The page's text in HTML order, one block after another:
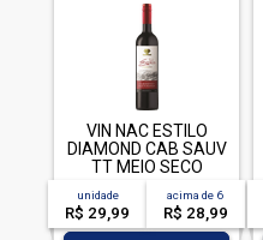
VIN NAC ESTILO
DIAMOND CAB SAUV
TT MEIO SECO
750ML
unidade
R$ 29,99
acima de 6
R$ 28,99